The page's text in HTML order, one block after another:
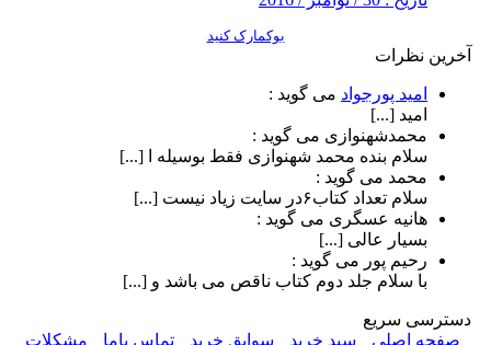
بوکمارک کنید
آخرین نظرات
امید پورجواد می گوید :
امید [...]
محمدشهنوازی می گوید :
سلام بنده محمد شهنوازی فقط بوسیله ا [...]
محمد می گوید :
سلام تعداد کتاب۶در سایت زیاد نیست [...]
هانیه عسگری می گوید :
بسیار عالی [...]
رحیم پور می گوید :
با سلام جلد دوم کتاب ناقص می باشد و [...]
دسترسی سریع
صفحه اصلی
سبد خرید سوابق خرید تماس باما مشکلات